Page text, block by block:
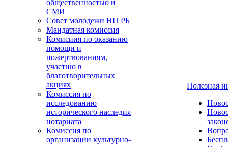
общественностью и
СМИ
Совет молодежи НП РБ
Мандатная комиссия
Комисиия по оказанию
помощи и
пожертвованиям,
участию в
благотворительных
акциях
Комиссия по
исследованию
исторического наследия
нотариата
Комиссия по
организации культурно-
Полезная